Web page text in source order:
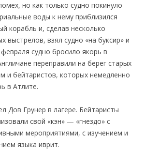
но как только судно покинуло
воды к нему приблизился
корабль и, сделав несколько
выстрелов, взял судно «на буксир» и
судно бросило якорь в
переправили на берег старых
и бейтаристов, которых немедленно
в Атлите.
Дов Грунер в лагере. Бейтаристы
свой «кэн» — «гнездо» с
мероприятиями, с изучением и
языка иврит.